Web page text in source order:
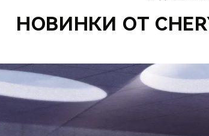
НОВИНКИ ОТ